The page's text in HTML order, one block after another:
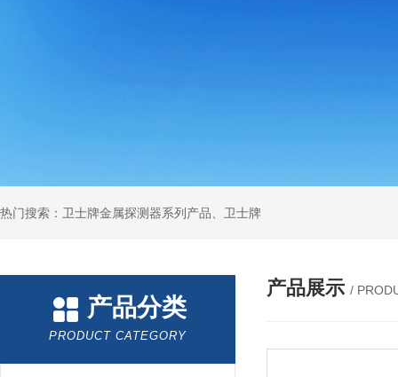
热门搜索：卫士牌金属探测器系列产品、卫士牌
产品分类
PRODUCT CATEGORY
产品展示 /